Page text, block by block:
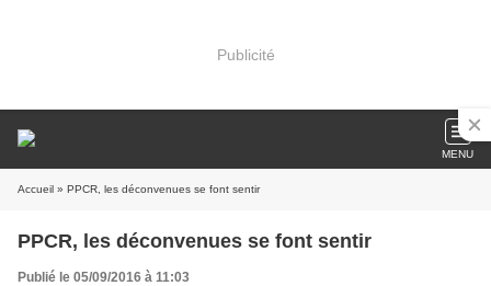
Publicité
MENU
Accueil » PPCR, les déconvenues se font sentir
PPCR, les déconvenues se font sentir
Publié le 05/09/2016 à 11:03